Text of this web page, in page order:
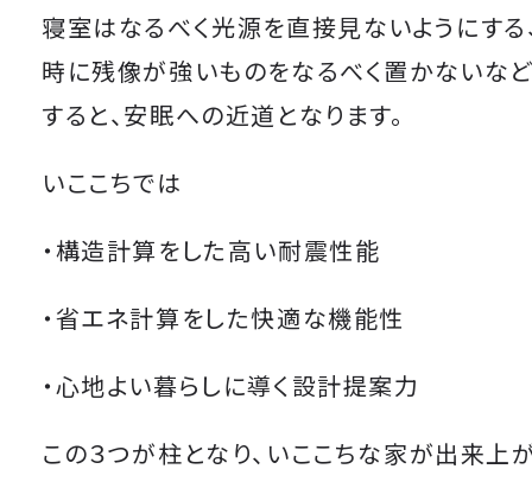
寝室はなるべく光源を直接見ないようにする
時に残像が強いものをなるべく置かないな
すると、安眠への近道となります。
いここちでは
・構造計算をした高い耐震性能
・省エネ計算をした快適な機能性
・心地よい暮らしに導く設計提案力
この３つが柱となり、いここちな家が出来上